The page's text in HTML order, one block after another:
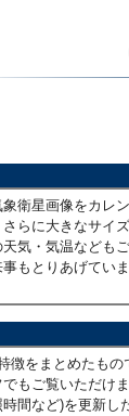
衛星画像をカレ
らに大きなサイ
気・気温なども
もとりあげてい
徴をまとめたも
もご覧いただけ
間など)を更新し